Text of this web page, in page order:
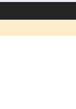
Septiņos mēnešos
pārvadāti 12 miljoni